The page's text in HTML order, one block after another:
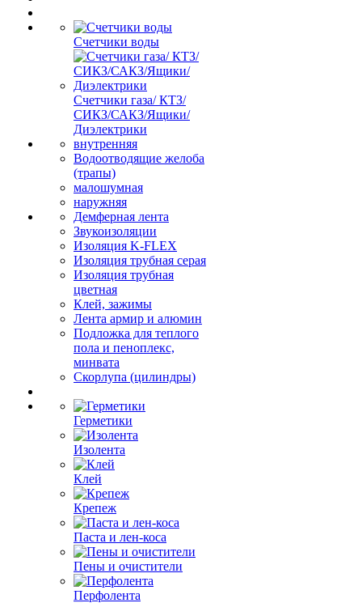
Счетчики воды
Счетчики газа/ КТЗ/
СИКЗ/САКЗ/Ящики/
Диэлектрики
внутренняя
Водоотводящие желоба
(трапы)
малошумная
наружняя
Демферная лента
Звукоизоляции
Изоляция K-FLEX
Изоляция трубная серая
Изоляция трубная
цветная
Клей, зажимы
Лента армир и алюмин
Подложка для теплого
пола и пеноплекс,
минвата
Скорлупа (цилиндры)
Герметики
Изолента
Клей
Крепеж
Паста и лен-коса
Пены и очистители
Перфолента